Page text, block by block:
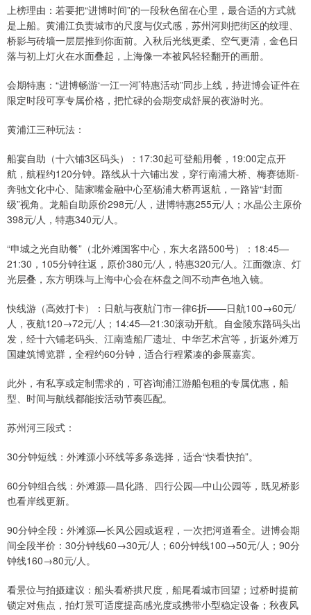
上榜理由：若要把“进博时间”的一段秋色留在心里，最合适的方式就
是上船。黄浦江负责城市的尺度与仪式感，苏州河则把街区的纹理、
桥影与砖墙一层层推到你面前。入秋后光线更柔、空气更清，金色日
落与初上灯火在水面叠起，上海像一本被风轻轻翻开的画册。
会期特惠：“进博畅游‘一江一河’特惠活动”同步上线，持进博会证件在
限定时段可享专属价格，把忙碌的会期变成舒展的夜游时光。
黄浦江三种玩法：
船宴自助（十六铺3区码头）：17:30起可登船用餐，19:00定点开
航，航程约120分钟。路线从十六铺出发，穿行南浦大桥、梅赛德斯-
奔驰文化中心、陆家嘴金融中心至杨浦大桥再返航，一路皆“封面
级”视角。龙船自助原价298元/人，进博特惠255元/人；水晶公主原价
398元/人，特惠340元/人。
“申城之光自助餐”（北外滩国客中心，东大名路500号）：18:45—
21:30，105分钟往返，原价380元/人，特惠320元/人。江面微凉、灯
光层叠，东方明珠与上海中心会在杯盘之间不动声色地入镜。
快线游（高效打卡）：日航与夜航门市一律6折——日航100→60元/
人，夜航120→72元/人；14:45—21:30滚动开航。自金陵东路码头出
发，经十六铺老码头、江南造船厂遗址、中华艺术宫等，折返外滩万
国建筑博览群，全程约60分钟，适合行程紧凑的参展嘉宾。
此外，有私享或定制需求的，可咨询浦江游船包租的专属优惠，船
型、时间与航线都能按活动节奏匹配。
苏州河三段式：
30分钟短线：外滩源小环线等多条选择，适合“快看快拍”。
60分钟组合线：外滩源—昌化路、四行公园—中山公园等，既见桥影
也看岸线更新。
90分钟全段：外滩源—长风公园或返程，一次把河道看全。进博会期
间全段半价：30分钟线60→30元/人；60分钟线100→50元/人；90分
钟线160→80元/人。
看景位与拍摄建议：船头看桥拱尺度，船尾看城市回望；过桥时提前
锁定对焦点，拍灯景可适度提高感光度或携带小型稳定设备；秋夜风